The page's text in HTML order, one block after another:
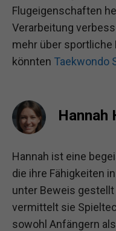
Flugeigenschaften
Verarbeitung
mehr über sportliche
könnten Taekwondo
Hannah
Hannah ist eine
die ihre Fähigkeiten
unter Beweis
vermittelt sie
sowohl Anfängern